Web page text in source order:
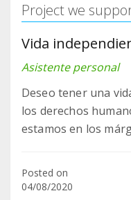
Project we
Vida
Asistente personal
Deseo tener una
los derechos
estamos en los
Posted on
04/08/2020